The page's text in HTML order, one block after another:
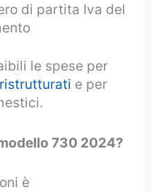
di partita Iva del
le spese per
e per
730 2024?
è